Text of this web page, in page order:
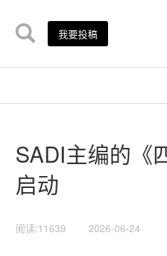
我要投稿
SADI主编的《
启动
阅读:11639 2026-06-24